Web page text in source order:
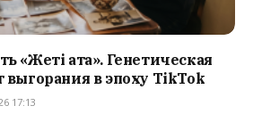
«Жеті ата». Генетическая
выгорания в эпоху TikTok
17:13